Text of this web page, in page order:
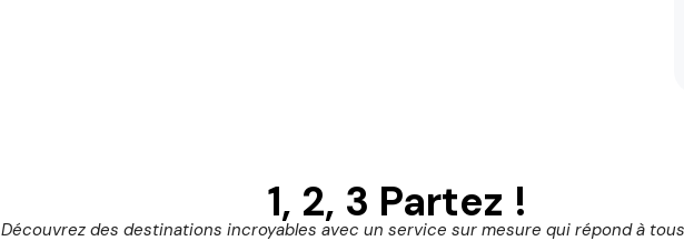
1, 2, 3 Partez !
Découvrez des destinations incroyables avec un service sur mesure qui répond à